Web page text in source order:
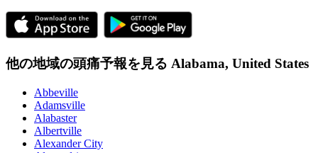
他の地域の頭痛予報を見る Alabama, United States
Abbeville
Adamsville
Alabaster
Albertville
Alexander City